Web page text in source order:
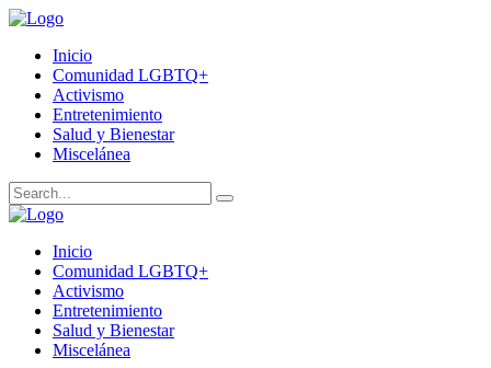
Inicio
Comunidad LGBTQ+
Activismo
Entretenimiento
Salud y Bienestar
Miscelánea
Inicio
Comunidad LGBTQ+
Activismo
Entretenimiento
Salud y Bienestar
Miscelánea